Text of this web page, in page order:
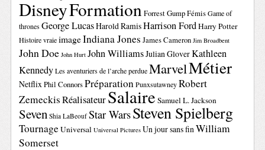
DisneyFormationForrest GumpFémis Game of
thrones George LucasHarold RamisHarrison FordHarry Potter
Histoire vraie imageIndiana Jones James Cameron Jim Broadbent
John Doe John Hurt John WilliamsJulian GloverKathleen
Kennedy Les aventuriers de l’arche perdue MarvelMétier
NetflixPhil ConnorsPréparation Punxsutawney Robert
ZemeckisRéalisateurSalaire Samuel L. Jackson
Seven Shia LaBeouf Star WarsSteven Spielberg
TournageUniversal Universal Pictures Un jour sans finWilliam
Somerset